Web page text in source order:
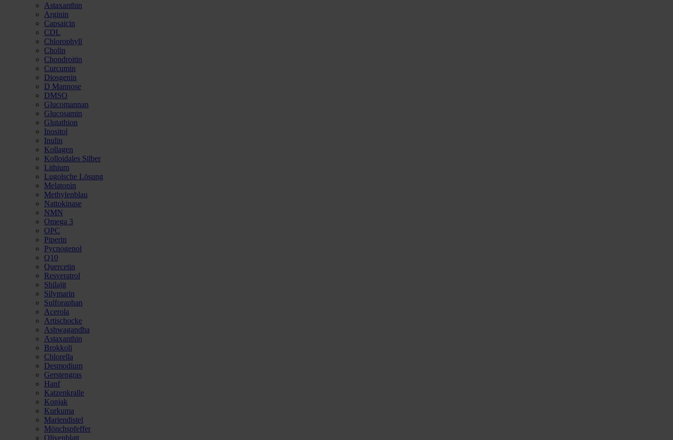
Astaxanthin
Arginin
Capsaicin
CDL
Chlorophyll
Cholin
Chondroitin
Curcumin
Diosgenin
D Mannose
DMSO
Glucomannan
Glucosamin
Glutathion
Inositol
Inulin
Kollagen
Kolloidales Silber
Lithium
Lugolsche Lösung
Melatonin
Methylenblau
Nattokinase
NMN
Omega 3
OPC
Piperin
Pycnogenol
Q10
Quercetin
Resveratrol
Shilajit
Silymarin
Sulforaphan
Acerola
Artischocke
Ashwagandha
Astaxanthin
Brokkoli
Chlorella
Desmodium
Gerstengras
Hanf
Katzenkralle
Konjak
Kurkuma
Mariendistel
Mönchspfeffer
Olivenblatt